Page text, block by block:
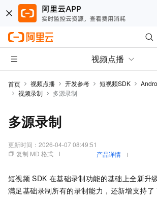
视频点播
首页 视频点播 开发参考 短视频SDK
视频录制
多源录制
多源录制
更新时间： 2026-04-07 08:49:51
复制 MD 格式
产品详情
短视频 SDK 在基础录制功能的基础上全新升
满足基础录制所有的录制能力，还新增支持了